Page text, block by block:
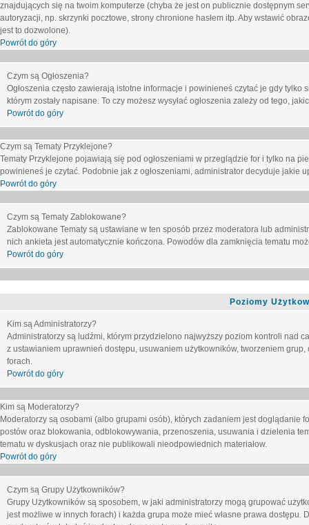
znajdujących się na twoim komputerze (chyba że jest on publicznie dostępnym
autoryzacji, np. skrzynki pocztowe, strony chronione hasłem itp. Aby wstawić
jest to dozwolone).
Powrót do góry
Czym są Ogłoszenia?
Ogłoszenia często zawierają istotne informacje i powinieneś czytać je gdy
którym zostały napisane. To czy możesz wysyłać ogłoszenia zależy od tego,
Powrót do góry
Czym są Tematy Przyklejone?
Tematy Przyklejone pojawiają się pod ogłoszeniami w przeglądzie for i tylko na
powinieneś je czytać. Podobnie jak z ogłoszeniami, administrator decyduje
Powrót do góry
Czym są Tematy Zablokowane?
Zablokowane Tematy są ustawiane w ten sposób przez moderatora lub
nich ankieta jest automatycznie kończona. Powodów dla zamknięcia tematu
Powrót do góry
Poziomy
Kim są Administratorzy?
Administratorzy są ludźmi, którym przydzielono najwyższy poziom kontroli nad
z ustawianiem uprawnień dostępu, usuwaniem użytkowników, tworzeniem
forach.
Powrót do góry
Kim są Moderatorzy?
Moderatorzy są osobami (albo grupami osób), których zadaniem jest
postów oraz blokowania, odblokowywania, przenoszenia, usuwania i dzielenia
tematu w dyskusjach oraz nie publikowali nieodpowiednich materiałow.
Powrót do góry
Czym są Grupy Użytkowników?
Grupy Użytkowników są sposobem, w jaki administratorzy mogą grupować
jest możliwe w innych forach) i każda grupa może mieć własne prawa